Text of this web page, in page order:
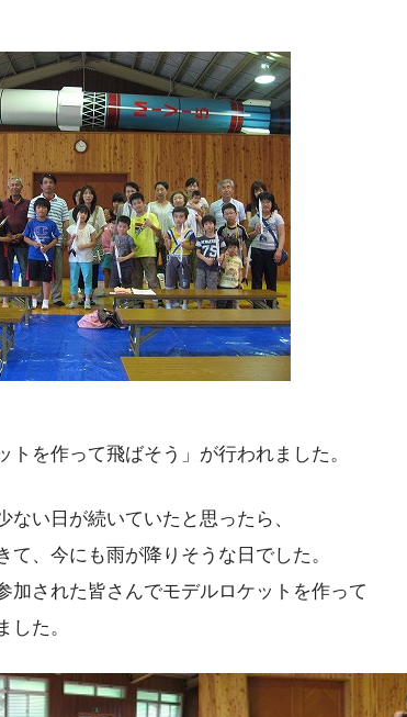
トを作って飛ばそう」が行われました。
ない日が続いていたと思ったら、
て、今にも雨が降りそうな日でした。
加された皆さんでモデルロケットを作って
した。